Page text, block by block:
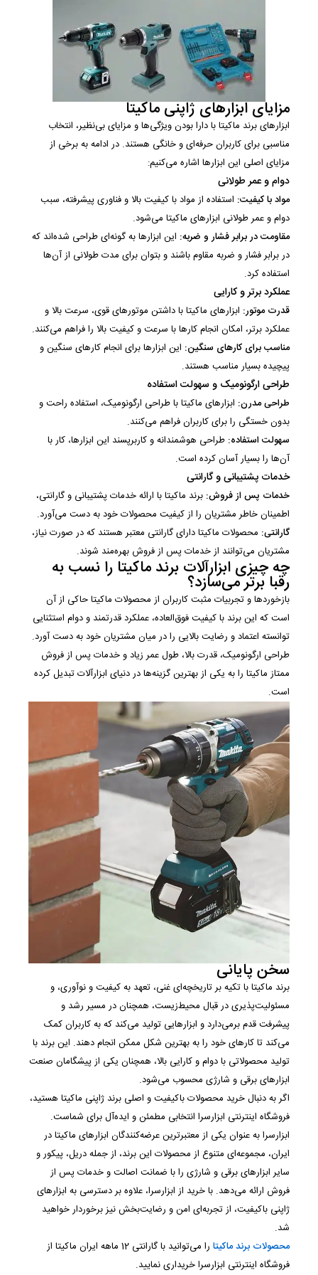
مزایای ابزارهای ژاپنی ماکیتا
ابزارهای برند ماکیتا با دارا بودن ویژگی‌ها و مزایای بی‌نظیر، انتخاب
مناسبی برای کاربران حرفه‌ای و خانگی هستند. در ادامه به برخی از
مزایای اصلی این ابزارها اشاره می‌کنیم:
دوام و عمر طولانی
مواد با کیفیت: استفاده از مواد با کیفیت بالا و فناوری پیشرفته، سبب
دوام و عمر طولانی ابزارهای ماکیتا می‌شود.
مقاومت در برابر فشار و ضربه: این ابزارها به گونه‌ای طراحی شده‌اند که
در برابر فشار و ضربه مقاوم باشند و بتوان برای مدت طولانی از آن‌ها
استفاده کرد.
عملکرد برتر و کارایی
قدرت موتور: ابزارهای ماکیتا با داشتن موتورهای قوی، سرعت بالا و
عملکرد برتر، امکان انجام کارها با سرعت و کیفیت بالا را فراهم می‌کنند.
مناسب برای کارهای سنگین: این ابزارها برای انجام کارهای سنگین و
پیچیده بسیار مناسب هستند.
طراحی ارگونومیک و سهولت استفاده
طراحی مدرن: ابزارهای ماکیتا با طراحی ارگونومیک، استفاده راحت و
بدون خستگی را برای کاربران فراهم می‌کنند.
سهولت استفاده: طراحی هوشمندانه و کاربرپسند این ابزارها، کار با
آن‌ها را بسیار آسان کرده است.
خدمات پشتیبانی و گارانتی
خدمات پس از فروش: برند ماکیتا با ارائه خدمات پشتیبانی و گارانتی،
اطمینان خاطر مشتریان را از کیفیت محصولات خود به دست می‌آورد.
گارانتی: محصولات ماکیتا دارای گارانتی معتبر هستند که در صورت نیاز،
مشتریان می‌توانند از خدمات پس از فروش بهره‌مند شوند.
چه چیزی ابزارآلات برند ماکیتا را نسب به
رقبا برتر می‌سازد؟
بازخوردها و تجربیات مثبت کاربران از محصولات ماکیتا حاکی از آن
است که این برند با کیفیت فوق‌العاده، عملکرد قدرتمند و دوام استثنایی
توانسته اعتماد و رضایت بالایی را در میان مشتریان خود به دست آورد.
طراحی ارگونومیک، قدرت بالا، طول عمر زیاد و خدمات پس از فروش
ممتاز ماکیتا را به یکی از بهترین گزینه‌ها در دنیای ابزارآلات تبدیل کرده
است.
سخن پایانی
برند ماکیتا با تکیه بر تاریخچه‌ای غنی، تعهد به کیفیت و نوآوری، و
مسئولیت‌پذیری در قبال محیط‌زیست، همچنان در مسیر رشد و
پیشرفت قدم برمی‌دارد و ابزارهایی تولید می‌کند که به کاربران کمک
می‌کند تا کارهای خود را به بهترین شکل ممکن انجام دهند. این برند با
تولید محصولاتی با دوام و کارایی بالا، همچنان یکی از پیشگامان صنعت
ابزارهای برقی و شارژی محسوب می‌شود.
اگر به دنبال خرید محصولات باکیفیت و اصلی برند ژاپنی ماکیتا هستید،
فروشگاه اینترنتی ابزارسرا انتخابی مطمئن و ایده‌آل برای شماست.
ابزارسرا به عنوان یکی از معتبرترین عرضه‌کنندگان ابزارهای ماکیتا در
ایران، مجموعه‌ای متنوع از محصولات این برند، از جمله دریل، پیکور و
سایر ابزارهای برقی و شارژی را با ضمانت اصالت و خدمات پس از
فروش ارائه می‌دهد. با خرید از ابزارسرا، علاوه بر دسترسی به ابزارهای
ژاپنی باکیفیت، از تجربه‌ای امن و رضایت‌بخش نیز برخوردار خواهید
شد.
محصولات برند ماکیتا
را می‌توانید با گارانتی 12 ماهه ایران ماکیتا از
فروشگاه اینترنتی ابزارسرا خریداری نمایید.